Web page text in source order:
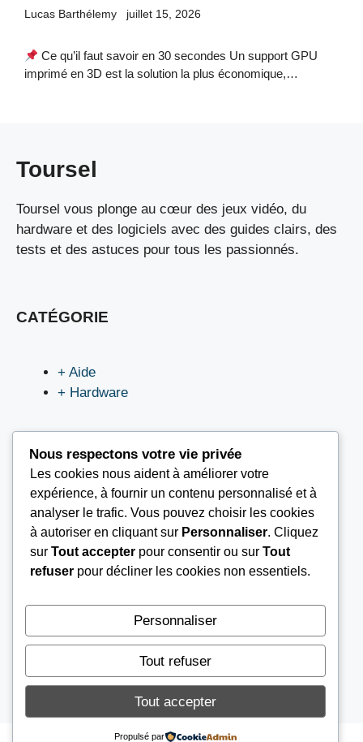
Lucas Barthélemy juillet 15, 2026
Ce qu’il faut savoir en 30 secondes Un support GPU
imprimé en 3D est la solution la plus économique,…
Toursel
Toursel vous plonge au cœur des jeux vidéo, du
hardware et des logiciels avec des guides clairs, des
tests et des astuces pour tous les passionnés.
CATÉGORIE
+ Aide
+ Hardware
LIEN UTILES
Nous contacter
Mentions légales
À propos
© 2026TOURSEL
Nous respectons votre vie privée
Les cookies nous aident à améliorer votre
expérience, à fournir un contenu personnalisé et à
analyser le trafic. Vous pouvez choisir les cookies
à autoriser en cliquant sur Personnaliser. Cliquez
sur Tout accepter pour consentir ou sur Tout
refuser pour décliner les cookies non essentiels.
Personnaliser
Tout refuser
Tout accepter
Propulsé par